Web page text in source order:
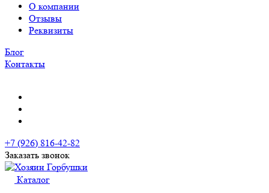
О компании
Отзывы
Реквизиты
Блог
Контакты
+7 (926) 816-42-82
Заказать звонок
Каталог